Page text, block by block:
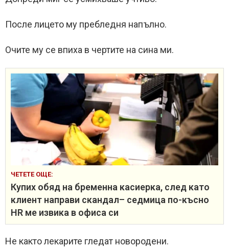
После лицето му пребледня напълно.
Очите му се впиха в чертите на сина ми.
ЧЕТЕТЕ ОЩЕ:
Купих обяд на бременна касиерка, след като
клиент направи скандал– седмица по-късно
HR ме извика в офиса си
Не както лекарите гледат новородени.